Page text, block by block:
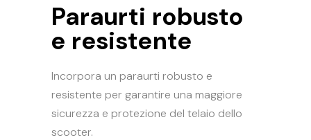
Paraurti robusto
e resistente
Incorpora un paraurti robusto e
resistente per garantire una maggiore
sicurezza e protezione del telaio dello
scooter.